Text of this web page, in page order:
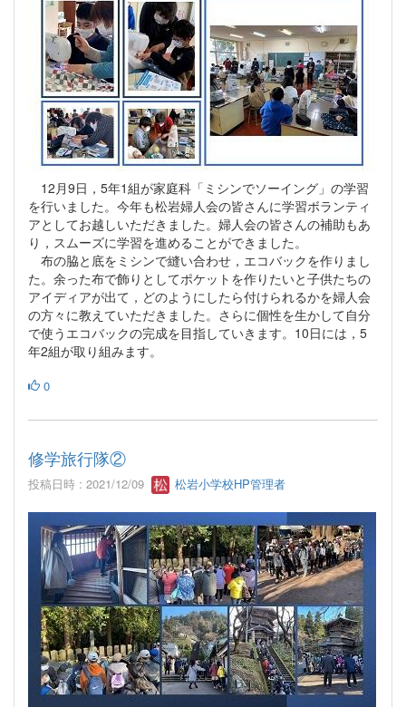
12月9日，5年1組が家庭科「ミシンでソーイング」の学習
を行いました。今年も松岩婦人会の皆さんに学習ボランティ
アとしてお越しいただきました。婦人会の皆さんの補助もあ
り，スムーズに学習を進めることができました。
布の脇と底をミシンで縫い合わせ，エコバックを作りまし
た。余った布で飾りとしてポケットを作りたいと子供たちの
アイディアが出て，どのようにしたら付けられるかを婦人会
の方々に教えていただきました。さらに個性を生かして自分
で使うエコバックの完成を目指していきます。10日には，5
年2組が取り組みます。
0
修学旅行隊②
投稿日時 : 2021/12/09 松岩小学校HP管理者